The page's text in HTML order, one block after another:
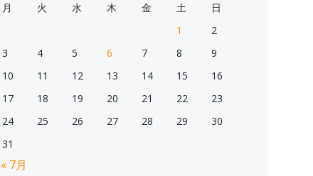
月
火 水 木 金 土
日
1
2
3
4 5 6 7 8
9
10
11 12 13 14 15
16
17
18 19 20 21 22
23
24
25 26 27 28 29
30
31
« 7月